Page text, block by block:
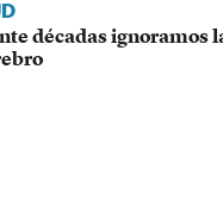
décadas ignoramos